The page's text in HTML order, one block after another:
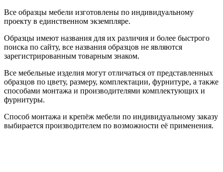
Все образцы мебели изготовлены по индивидуальному
проекту в единственном экземпляре.
Образцы имеют названия для их различия и более быстрого
поиска по сайту, все названия образцов не являются
зарегистрированным товарным знаком.
Все мебельные изделия могут отличаться от представленных
образцов по цвету, размеру, комплектации, фурнитуре, а также
способами монтажа и производителями комплектующих и
фурнитуры.
Способ монтажа и крепёж мебели по индивидуальному заказу
выбирается производителем по возможности её применения.